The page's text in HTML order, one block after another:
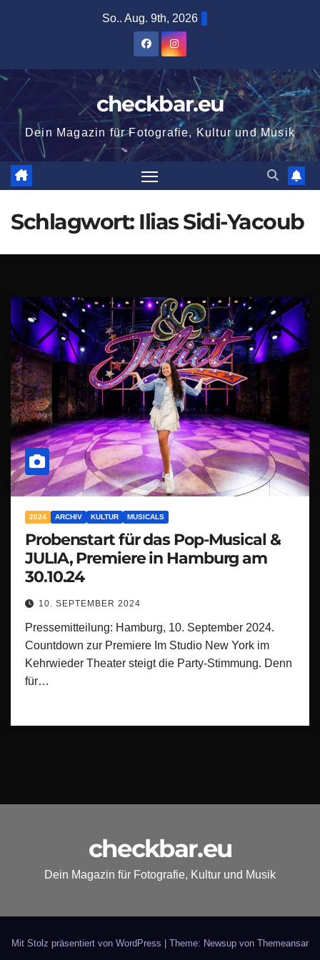
So.. Aug. 9th, 2026
checkbar.eu
Dein Magazin für Fotografie, Kultur und Musik
Schlagwort: Ilias Sidi-Yacoub
2024 ARCHIV KULTUR MUSICALS
Probenstart für das Pop-Musical &
JULIA, Premiere in Hamburg am
30.10.24
10. SEPTEMBER 2024
Pressemitteilung: Hamburg, 10. September 2024.
Countdown zur Premiere Im Studio New York im
Kehrwieder Theater steigt die Party-Stimmung. Denn
für…
checkbar.eu
Dein Magazin für Fotografie, Kultur und Musik
Mit Stolz präsentiert von WordPress Theme: Newsup von Themeansar